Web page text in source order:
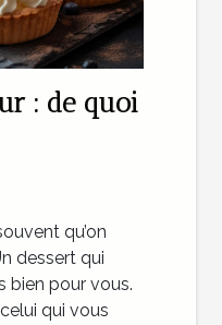
: de quoi
qu’on
dessert qui
bien pour vous.
qui vous